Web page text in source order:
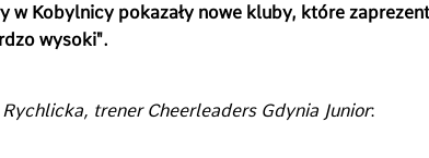
w Kobylnicy pokazały nowe kluby, które
wysoki".
trener Cheerleaders Gdynia Junior: